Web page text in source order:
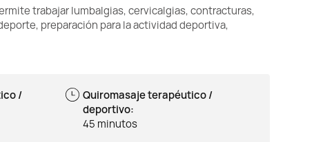
trabajar lumbalgias, cervicalgias, contracturas,
preparación para la actividad deportiva,
/
Quiromasaje terapéutico /
deportivo:
45 minutos